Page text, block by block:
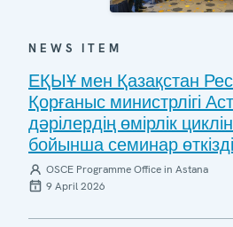
NEWS ITEM
ЕҚЫҰ мен Қазақстан
Қорғаныс министрлігі
дәрілердің өмірлік
бойынша семинар өткізді
OSCE Programme Office in Astana
9 April 2026